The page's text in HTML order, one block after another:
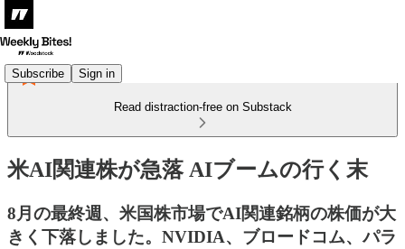
Subscribe Sign in
Read distraction-free on Substack
米AI関連株が急落 AIブームの行く末
8月の最終週、米国株市場でAI関連銘柄の株価が大
きく下落しました。NVIDIA、ブロードコム、パラ